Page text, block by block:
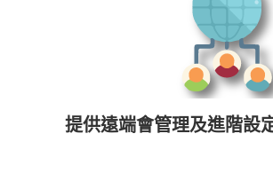
提供遠端會管理及進階設